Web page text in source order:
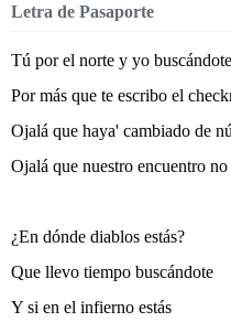
Letra de Pasaporte
Tú por el norte y yo
Por más que te escribo el
Ojalá que haya' cambiado de
Ojalá que nuestro encuentro
¿En dónde diablos estás?
Que llevo tiempo buscándote
Y si en el infierno estás